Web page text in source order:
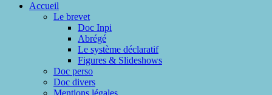
Accueil
Le brevet
Doc Inpi
Abrégé
Le système déclaratif
Figures & Slideshows
Doc perso
Doc divers